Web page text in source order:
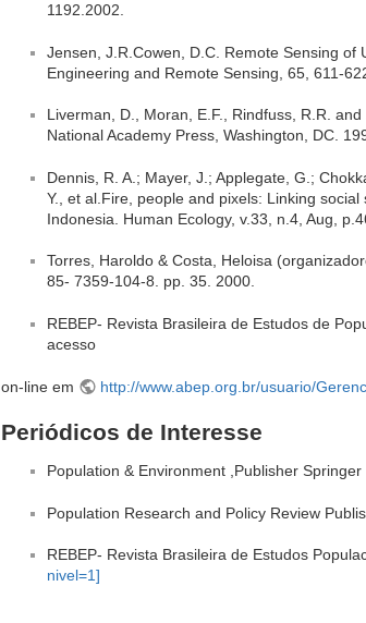
1192.2002.
Jensen, J.R.Cowen, D.C. Remote Sensing
Engineering and Remote Sensing, 65, 611-
Liverman, D., Moran, E.F., Rindfuss, R.R.
National Academy Press, Washington, DC.
Dennis, R. A.; Mayer, J.; Applegate, G.;
Y., et al.Fire, people and pixels: Linking
Indonesia. Human Ecology, v.33, n.4, Aug,
Torres, Haroldo & Costa, Heloisa
85- 7359-104-8. pp. 35. 2000.
REBEP- Revista Brasileira de Estudos de
acesso
on-line em http://www.abep.org.br/usuario/
Periódicos de Interesse
Population & Environment ,Publisher
Population Research and Policy Review
REBEP- Revista Brasileira de Estudos
nivel=1]